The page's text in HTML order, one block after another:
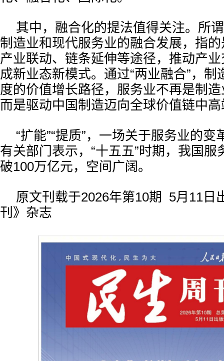
其中，融合化的提法值得关注。所
制造业和现代服务业的融合发展，指
产业联动、链条延伸等途径，推动产
成新业态新模式。通过“两业融合”，制
度的价值增长路径，服务业不再是制造
而是驱动中国制造迈向全球价值链中高
“扩能”“提质”，一场关于服务业的
有关部门表示，“十五五”时期，我国服
破100万亿元，空间广阔。
原文刊载于2026年第10期 5月11日
刊》杂志